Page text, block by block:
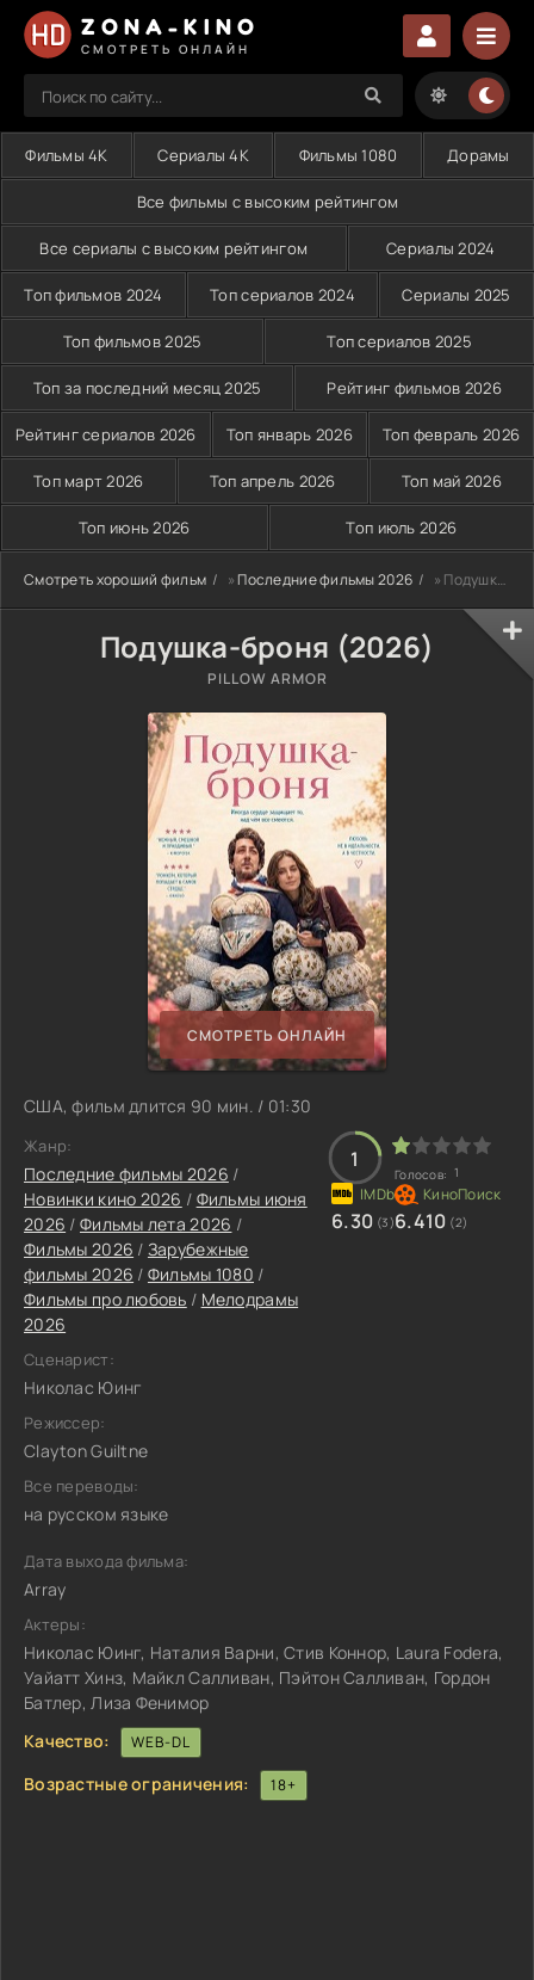
ZONA-KINO
СМОТРЕТЬ ОНЛАЙН
Фильмы 4K Сериалы 4K Фильмы 1080 Дорамы
Все фильмы с высоким рейтингом
Все сериалы с высоким рейтингом Сериалы 2024
Топ фильмов 2024 Топ сериалов 2024 Сериалы 2025
Топ фильмов 2025 Топ сериалов 2025
Топ за последний месяц 2025 Рейтинг фильмов 2026
Рейтинг сериалов 2026 Топ январь 2026 Топ февраль 2026
Топ март 2026 Топ апрель 2026 Топ май 2026
Топ июнь 2026 Топ июль 2026
Смотреть хороший фильм »Последние фильмы 2026 » Подушка-броня (2026)
Подушка-броня (2026)
PILLOW ARMOR
СМОТРЕТЬ ОНЛАЙН
США, фильм длится 90 мин. / 01:30
Жанр:
Последние фильмы 2026 /
Новинки кино 2026 / Фильмы июня
2026 / Фильмы лета 2026 /
Фильмы 2026 / Зарубежные
фильмы 2026 / Фильмы 1080 /
Фильмы про любовь / Мелодрамы
2026
Сценарист:
Николас Юинг
Режиссер:
Clayton Guiltne
Все переводы:
на русском языке
1
Голосов: 1
6.30 (3)6.410 (2)
Дата выхода фильма:
Array
Актеры:
Николас Юинг, Наталия Варни, Стив Коннор, Laura Fodera,
Уайатт Хинз, Майкл Салливан, Пэйтон Салливан, Гордон
Батлер, Лиза Фенимор
Качество:
WEB-DL
Возрастные ограничения: 18+